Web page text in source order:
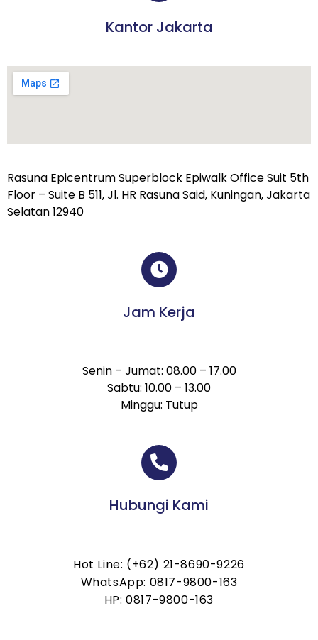
Kantor Jakarta
Rasuna Epicentrum Superblock Epiwalk Office Suit 5th
Floor – Suite B 511, Jl. HR Rasuna Said, Kuningan, Jakarta
Selatan 12940
Jam Kerja
Senin – Jumat: 08.00 – 17.00
Sabtu: 10.00 – 13.00
Minggu: Tutup
Hubungi Kami
Hot Line: (+62) 21-8690-9226
WhatsApp: 0817-9800-163
HP: 0817-9800-163